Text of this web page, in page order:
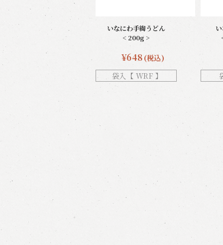
いなにわ手綯うどん
< 200g >
¥648(税込)
袋入【 WRF 】